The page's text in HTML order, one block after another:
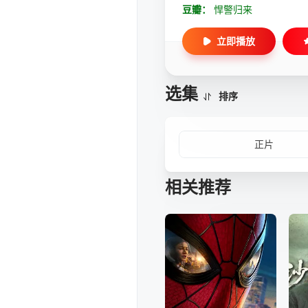
豆瓣： 悍警归来
立即播放
选集 排序
正片
相关推荐